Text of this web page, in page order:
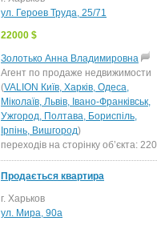
ул. Героев Труда, 25/71
22000 $
Золотько Анна Владимировна
Агент по продаже недвижимости
(VALION Київ, Харків, Одеса,
Міколаїв, Львів, Івано-Франківськ,
Ужгород, Полтава, Бориспіль,
Ірпінь, Вишгород)
переходів на сторінку об’єкта: 220
Продається квартира
г. Харьков
ул. Мира, 90а